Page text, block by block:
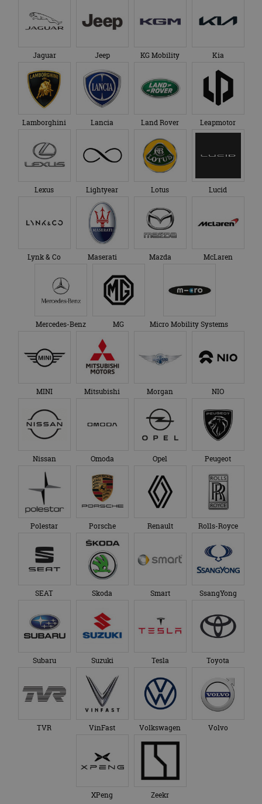
Jaguar Jeep KG Mobility Kia
Lamborghini Lancia Land Rover Leapmotor
Lexus Lightyear Lotus Lucid
Lynk & Co Maserati Mazda McLaren
Mercedes-Benz MG Micro Mobility Systems
MINI Mitsubishi Morgan NIO
Nissan Omoda Opel Peugeot
Polestar Porsche Renault Rolls-Royce
SEAT Skoda Smart SsangYong
Subaru Suzuki Tesla Toyota
TVR VinFast Volkswagen Volvo
XPeng Zeekr